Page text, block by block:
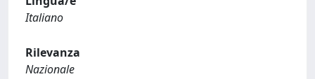
Italiano
Rilevanza
Nazionale